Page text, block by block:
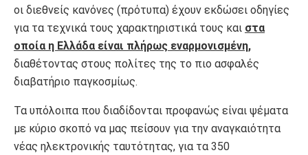
οι διεθνείς κανόνες (πρότυπα) έχουν εκδώσει οδηγίες
για τα τεχνικά τους χαρακτηριστικά τους και στα
οποία η Ελλάδα είναι πλήρως εναρμονισμένη,
διαθέτοντας στους πολίτες της το πιο ασφαλές
διαβατήριο παγκοσμίως.
Τα υπόλοιπα που διαδίδονται προφανώς είναι ψέματα
με κύριο σκοπό να μας πείσουν για την αναγκαιότητα
νέας ηλεκτρονικής ταυτότητας, για τα 350